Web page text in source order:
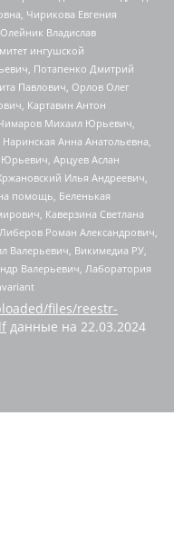
files/reestr-
данные на 22.03.2024